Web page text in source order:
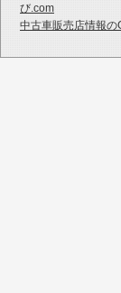
び.com
中古車販売店情報の